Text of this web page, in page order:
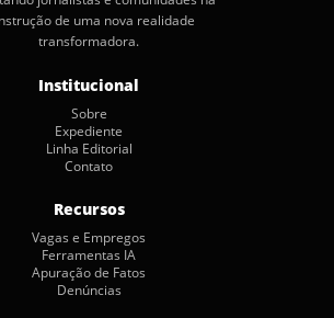
de uma nova realidade
transformadora.
Institucional
Sobre
Expediente
Linha Editorial
Contato
Recursos
Vagas e Empregos
Ferramentas IA
Apuração de Fatos
Denúncias